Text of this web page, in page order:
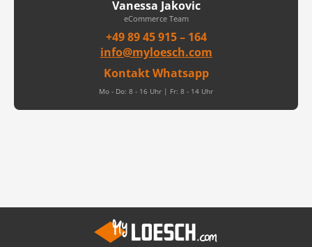
Vanessa Jakovic
eCommerce Team
+49 89 45 915 – 164
info@myloesch.com
Kontakt Whatsapp
Mo - Do: 8 - 16 Uhr | Fr: 8 - 14 Uhr